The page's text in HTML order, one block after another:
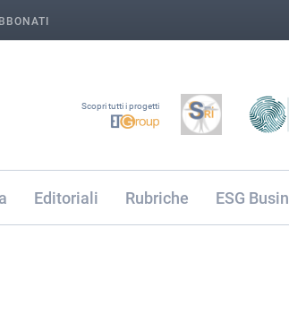
Scopri tutti i progetti
Editoriali Rubriche ESG